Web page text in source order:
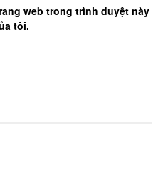
web trong trình duyệt này
tôi.